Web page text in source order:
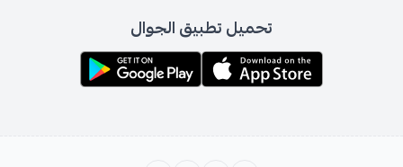
تحميل تطبيق الجوال